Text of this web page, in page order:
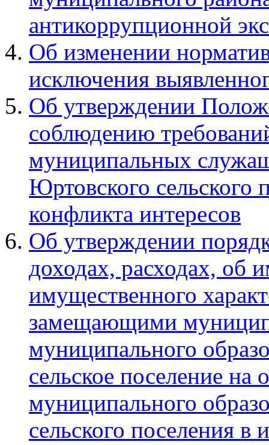
антикоррупционной
Об изменении
исключения
Об утверждении
соблюдению
муниципальных
Юртовского сельского
конфликта интересов
Об утверждении
доходах, расходах, об
имущественного
замещающими
муниципального
сельское поселение на
муниципального
сельского поселения